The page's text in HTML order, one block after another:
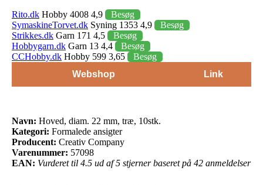
Rito.dk Hobby 4008 4,9
Besøg
SymaskineTorvet.dk Syning 1353 4,9
Besøg
Strikkes.dk Garn 171 4,5
Besøg
Hobbygarn.dk Garn 13 4,4
Besøg
CCHobby.dk Hobby 599 3,65
Besøg
Webshop
Link
Navn: Hoved, diam. 22 mm, træ, 10stk.
Kategori: Formalede ansigter
Producent: Creativ Company
Varenummer: 57098
EAN: Vurderet til 4.5 ud af 5 stjerner baseret på 42 anmeldelser